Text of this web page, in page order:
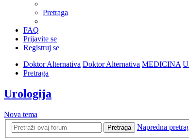
Pretraga
FAQ
Prijavite se
Registruj se
Doktor Alternativa Doktor Alternativa MEDICINA
Pretraga
Urologija
Nova tema
Pretraga
Napredna